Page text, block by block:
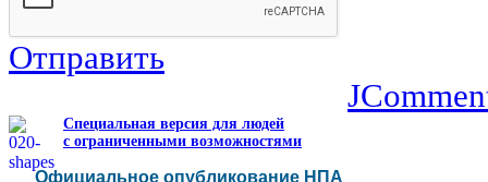
Отправить
Специальная версия для людей
с ограниченными возможностями
Официальное опубликование НПА